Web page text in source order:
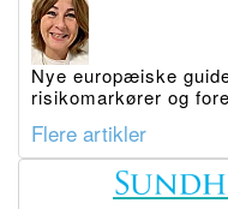
Nye europæiske
risikomarkører og
Flere artikler